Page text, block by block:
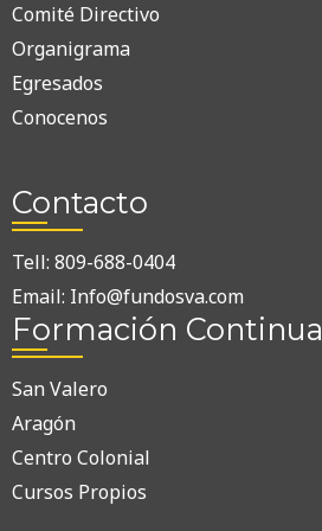
Comité Directivo
Organigrama
Egresados
Conocenos
Contacto
Tell: 809-688-0404
Email: Info@fundosva.com
Formación Continua
San Valero
Aragón
Centro Colonial
Cursos Propios